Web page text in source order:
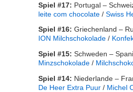
Spiel #17: Portugal –
leite com chocolate / Swiss
Spiel #16: Griechenland –
ION Milchschokolade /
Spiel #15: Schweden –
Minzschokolade /
Spiel #14: Niederlande –
De Heer Extra Puur / Michel